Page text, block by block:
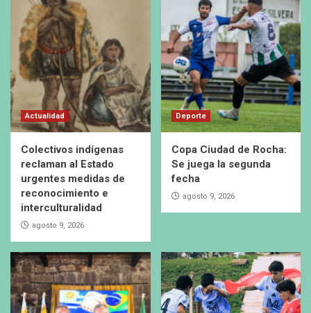
Actualidad
Colectivos indígenas
reclaman al Estado
urgentes medidas de
reconocimiento e
interculturalidad
agosto 9, 2026
Deporte
Copa Ciudad de Rocha:
Se juega la segunda
fecha
agosto 9, 2026